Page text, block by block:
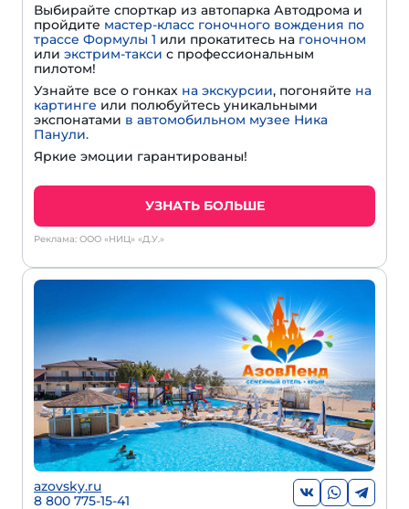
Выбирайте спорткар из автопарка Автодрома и
пройдите мастер-класс гоночного вождения по
трассе Формулы 1 или прокатитесь на гоночном
или экстрим-такси с профессиональным
пилотом!
Узнайте все о гонках на экскурсии, погоняйте на
картинге или полюбуйтесь уникальными
экспонатами в автомобильном музее Ника
Панули.
Яркие эмоции гарантированы!
УЗНАТЬ БОЛЬШЕ
Реклама: ООО «НИЦ» «Д.У.»
azovsky.ru
8 800 775-15-41